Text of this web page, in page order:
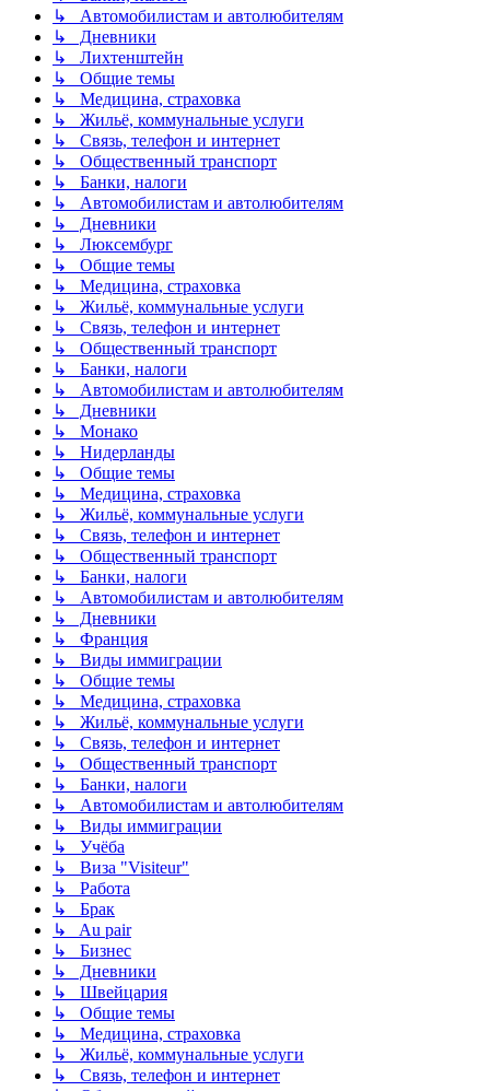
↳ Автомобилистам и автолюбителям
↳ Дневники
↳ Лихтенштейн
↳ Общие темы
↳ Медицина, страховка
↳ Жильё, коммунальные услуги
↳ Связь, телефон и интернет
↳ Общественный транспорт
↳ Банки, налоги
↳ Автомобилистам и автолюбителям
↳ Дневники
↳ Люксембург
↳ Общие темы
↳ Медицина, страховка
↳ Жильё, коммунальные услуги
↳ Связь, телефон и интернет
↳ Общественный транспорт
↳ Банки, налоги
↳ Автомобилистам и автолюбителям
↳ Дневники
↳ Монако
↳ Нидерланды
↳ Общие темы
↳ Медицина, страховка
↳ Жильё, коммунальные услуги
↳ Связь, телефон и интернет
↳ Общественный транспорт
↳ Банки, налоги
↳ Автомобилистам и автолюбителям
↳ Дневники
↳ Франция
↳ Виды иммиграции
↳ Общие темы
↳ Медицина, страховка
↳ Жильё, коммунальные услуги
↳ Связь, телефон и интернет
↳ Общественный транспорт
↳ Банки, налоги
↳ Автомобилистам и автолюбителям
↳ Виды иммиграции
↳ Учёба
↳ Виза "Visiteur"
↳ Работа
↳ Брак
↳ Au pair
↳ Бизнес
↳ Дневники
↳ Швейцария
↳ Общие темы
↳ Медицина, страховка
↳ Жильё, коммунальные услуги
↳ Связь, телефон и интернет